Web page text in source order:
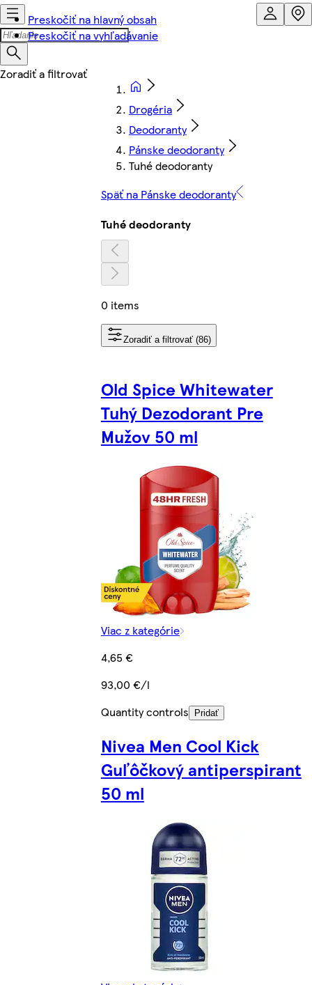
Preskočiť na hlavný obsah
Preskočiť na vyhľadávanie
Drogéria
Deodoranty
Pánske deodoranty
Tuhé deodoranty
Späť na Pánske deodoranty
Tuhé deodoranty
0 items
Zoradiť a filtrovať (86)
Old Spice Whitewater
Tuhý Dezodorant Pre
Mužov 50 ml
Viac z kategórie
4,65 €
93,00 €/l
Quantity controls
Pridať
Nivea Men Cool Kick
Guľôčkový antiperspirant
50 ml